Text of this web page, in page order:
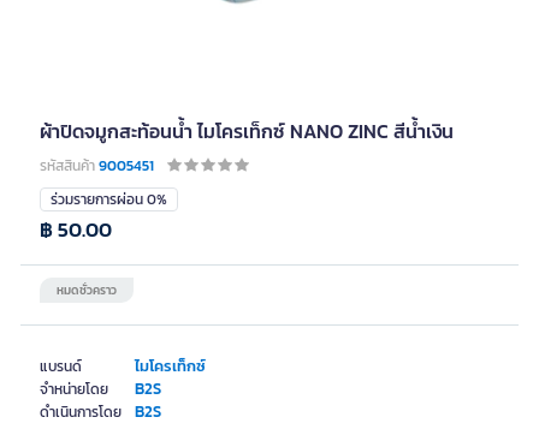
ผ้าปิดจมูกสะท้อนน้ำ ไมโครเท็กซ์ NANO ZINC สีน้ำเงิน
รหัสสินค้า9005451
แบรนด์ ไมโครเท็กซ์
จำหน่ายโดย B2S
ดำเนินการโดย B2S
ร่วมรายการผ่อน 0%
หมดชั่วคราว
฿ 50.00